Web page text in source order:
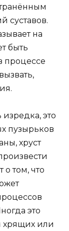
суставов.
на
быть
процессе
это
пузырьков
хруст
о том, что
это
хрящих или